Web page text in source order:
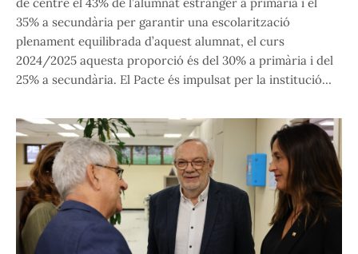
35% a secundària per garantir una escolarització
plenament equilibrada d’aquest alumnat, el curs
2024/2025 aquesta proporció és del 30% a primària i del
25% a secundària. El Pacte és impulsat per la institució…